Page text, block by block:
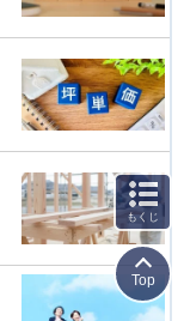
もくじ
Top